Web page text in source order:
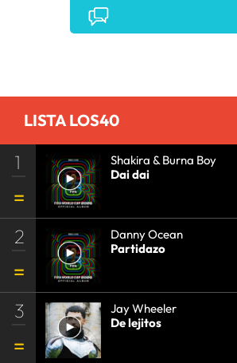
LISTA LOS40
1
Shakira & Burna Boy
Dai dai
2
Danny Ocean
Partidazo
3
Jay Wheeler
De lejitos